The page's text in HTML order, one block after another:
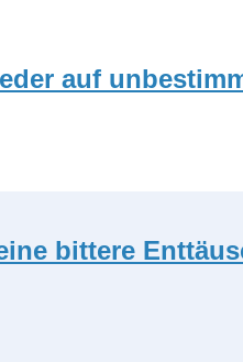
auf
bittere